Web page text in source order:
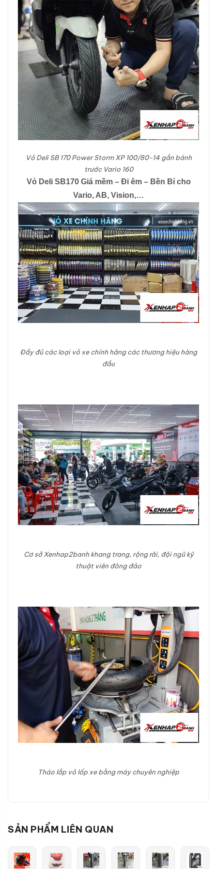
Vỏ Deli SB 170 Power Storm XP 100/80-14 gắn bánh
trước Vario 160
Vỏ Deli SB170 Giá mềm – Đi êm – Bền Bỉ cho
Vario, AB, Vision,…
Đầy đủ các loại vỏ xe chính hãng các thương hiệu hàng
đầu
Cơ sở Xenhap2banh khang trang, rộng rãi, đội ngũ kỹ
thuật viên đông đảo
Tháo lắp vỏ lốp xe bằng máy chuyên nghiệp
SẢN PHẨM LIÊN QUAN